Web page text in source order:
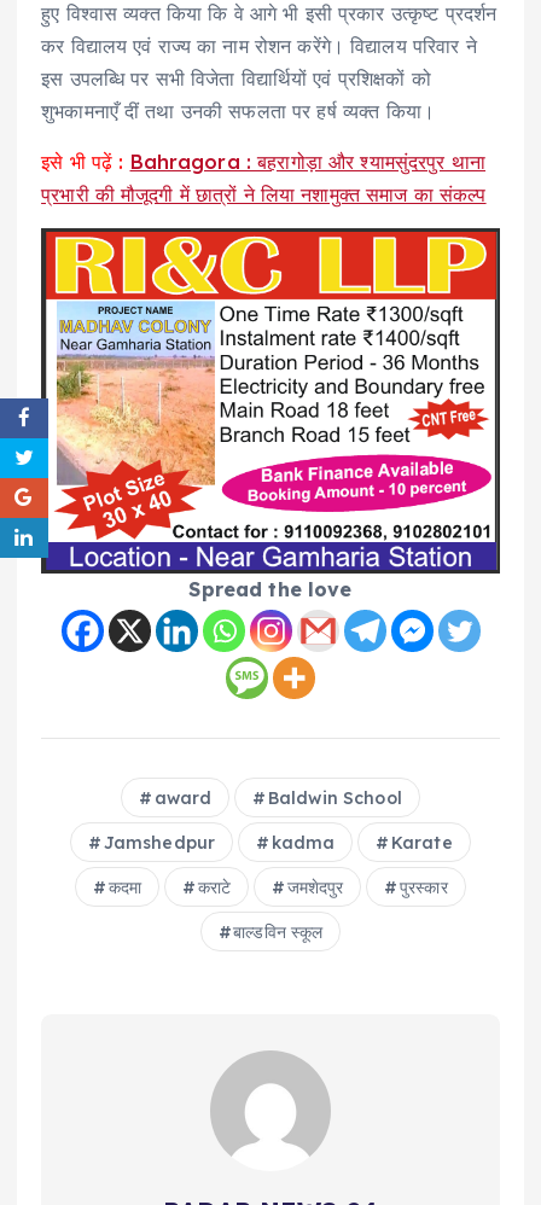
हुए विश्वास व्यक्त किया कि वे आगे भी इसी प्रकार उत्कृष्ट प्रदर्शन
कर विद्यालय एवं राज्य का नाम रोशन करेंगे। विद्यालय परिवार ने
इस उपलब्धि पर सभी विजेता विद्यार्थियों एवं प्रशिक्षकों को
शुभकामनाएँ दीं तथा उनकी सफलता पर हर्ष व्यक्त किया।
इसे भी पढ़ें : Bahragora : बहरागोड़ा और श्यामसुंदरपुर थाना
प्रभारी की मौजूदगी में छात्रों ने लिया नशामुक्त समाज का संकल्प
Spread the love
award Baldwin School
Jamshedpur kadma Karate
कदमा कराटे जमशेदपुर पुरस्कार
बाल्डविन स्कूल